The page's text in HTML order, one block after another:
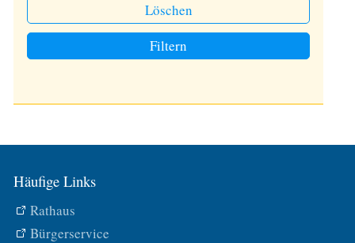
Löschen
Filtern
Häufige Links
Rathaus
Bürgerservice